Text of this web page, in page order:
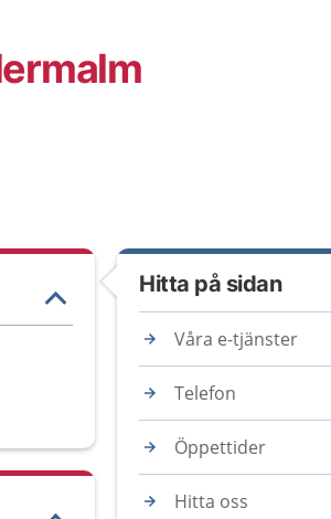
Hitta på sidan
Våra e-tjänster
Telefon
Öppettider
Hitta oss